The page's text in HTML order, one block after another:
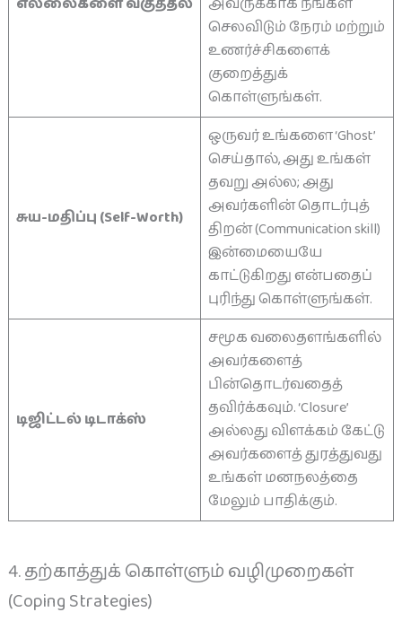
செலவிடும் நேரம் மற்றும்
உணர்ச்சிகளைக்
குறைத்துக்
கொள்ளுங்கள்.
சுய-மதிப்பு (Self-Worth)
ஒருவர் உங்களை ‘Ghost’
செய்தால், அது உங்கள்
தவறு அல்ல; அது
அவர்களின் தொடர்புத்
திறன் (Communication skill)
இன்மையையே
காட்டுகிறது என்பதைப்
புரிந்து கொள்ளுங்கள்.
டிஜிட்டல் டிடாக்ஸ்
சமூக வலைதளங்களில்
அவர்களைத்
பின்தொடர்வதைத்
தவிர்க்கவும். ‘Closure’
அல்லது விளக்கம் கேட்டு
அவர்களைத் துரத்துவது
உங்கள் மனநலத்தை
மேலும் பாதிக்கும்.
4. தற்காத்துக் கொள்ளும் வழிமுறைகள்
(Coping Strategies)